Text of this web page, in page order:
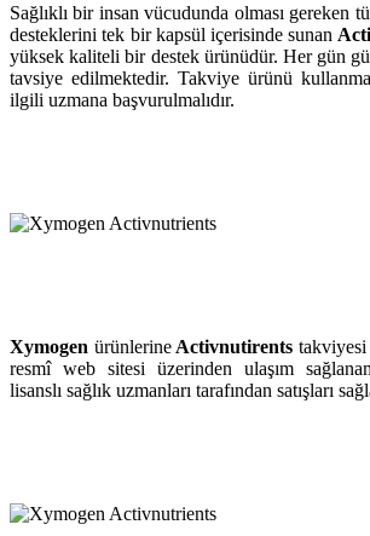
Sağlıklı bir insan vücudunda olması gereken
desteklerini tek bir kapsül içerisinde sunan
yüksek kaliteli bir destek ürünüdür. Her gün
tavsiye edilmektedir. Takviye ürünü
ilgili uzmana başvurulmalıdır.
Xymogen ürünlerineActivnutirents
resmî web sitesi üzerinden ulaşım
lisanslı sağlık uzmanları tarafından satışları